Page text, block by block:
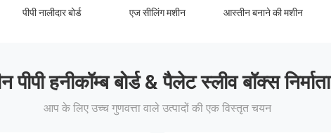
आस्तीन बनाने की मशीन अस्थायी तल संरक्षण पीपी खोखले बोर्ड
पीपी हनीकॉम्ब बोर्ड & पैलेट स्लीव बॉक्स निर्माता
आप के लिए उच्च गुणवत्ता वाले उत्पादों की एक विस्तृत चयन